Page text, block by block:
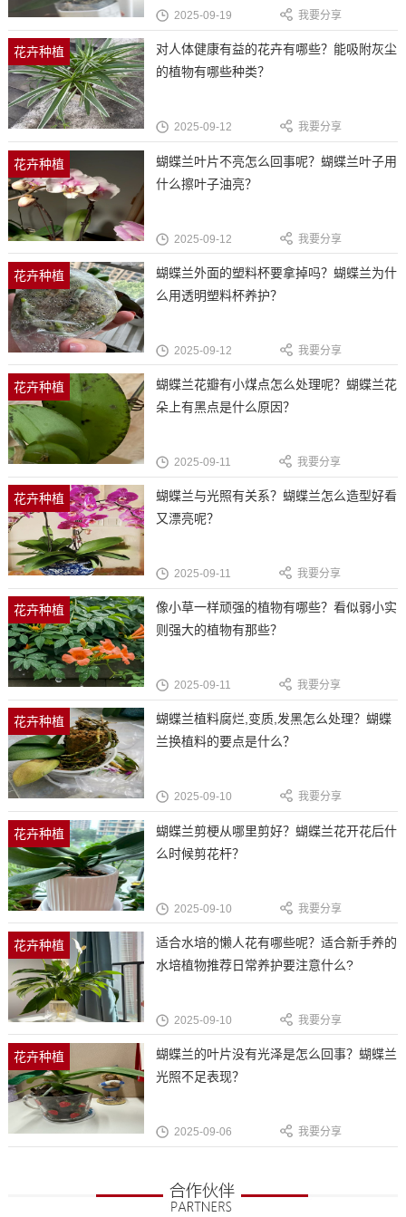
2025-09-19 我要分享
花卉种植
对人体健康有益的花卉有哪些？能吸附灰尘
的植物有哪些种类？
2025-09-12 我要分享
花卉种植
蝴蝶兰叶片不亮怎么回事呢？蝴蝶兰叶子用
什么擦叶子油亮？
2025-09-12 我要分享
花卉种植
蝴蝶兰外面的塑料杯要拿掉吗？蝴蝶兰为什
么用透明塑料杯养护？
2025-09-12 我要分享
花卉种植
蝴蝶兰花瓣有小煤点怎么处理呢？蝴蝶兰花
朵上有黑点是什么原因？
2025-09-11 我要分享
花卉种植
蝴蝶兰与光照有关系？蝴蝶兰怎么造型好看
又漂亮呢？
2025-09-11 我要分享
花卉种植
像小草一样顽强的植物有哪些？看似弱小实
则强大的植物有那些？
2025-09-11 我要分享
花卉种植
蝴蝶兰植料腐烂,变质,发黑怎么处理？蝴蝶
兰换植料的要点是什么？
2025-09-10 我要分享
花卉种植
蝴蝶兰剪梗从哪里剪好？蝴蝶兰花开花后什
么时候剪花杆？
2025-09-10 我要分享
花卉种植
适合水培的懒人花有哪些呢？适合新手养的
水培植物推荐日常养护要注意什么?
2025-09-10 我要分享
花卉种植
蝴蝶兰的叶片没有光泽是怎么回事？蝴蝶兰
光照不足表现？
2025-09-06 我要分享